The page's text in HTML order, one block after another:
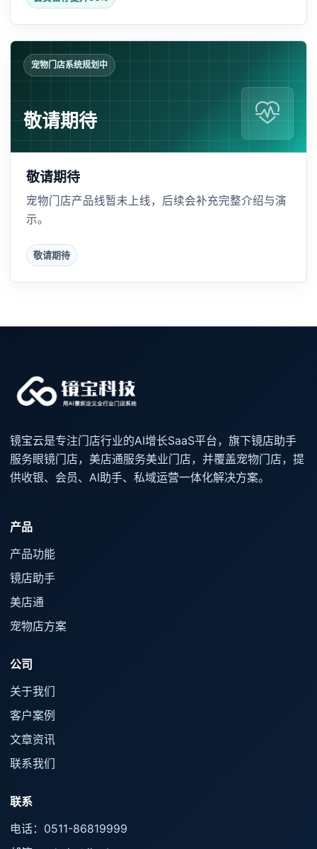
宠物门店系统规划中
敬请期待
敬请期待
宠物门店产品线暂未上线，后续会补充完整介绍与演
示。
敬请期待
镜宝云是专注门店行业的AI增长SaaS平台，旗下镜店助手
服务眼镜门店，美店通服务美业门店，并覆盖宠物门店，提
供收银、会员、AI助手、私域运营一体化解决方案。
产品
产品功能
镜店助手
美店通
宠物店方案
公司
关于我们
客户案例
文章资讯
联系我们
联系
电话：0511-86819999